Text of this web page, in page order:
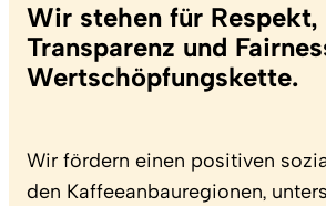
Wir stehen für Respekt,
Transparenz und
Wertschöpfungskette.
Wir fördern einen positiven
den Kaffeeanbauregionen,